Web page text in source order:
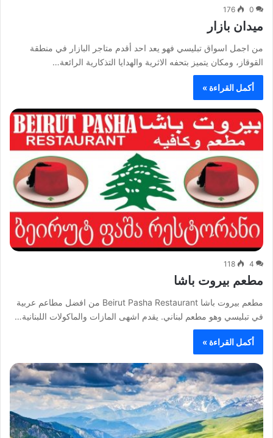
0
176
ميدان بازار
من اجمل اسواق تبليسي فهو يعد احد أقدم متاجر البازار في منطقة
القوقاز، ومكان يتميز بتحفه الاثرية والهدايا التذكارية الرائعة…
أكمل القراءة »
4
118
مطعم بيروت باشا
مطعم بيروت باشا Beirut Pasha Restaurant من افضل مطاعم عربية
في تبليسي وهو مطعم لبناني. يقدم اشهى المازات والماكولات اللبنانية…
أكمل القراءة »